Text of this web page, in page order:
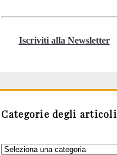
Iscriviti alla Newsletter
Categorie degli articoli
Categorie